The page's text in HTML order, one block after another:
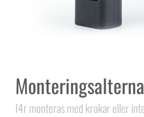
I4r monteras med krokar eller